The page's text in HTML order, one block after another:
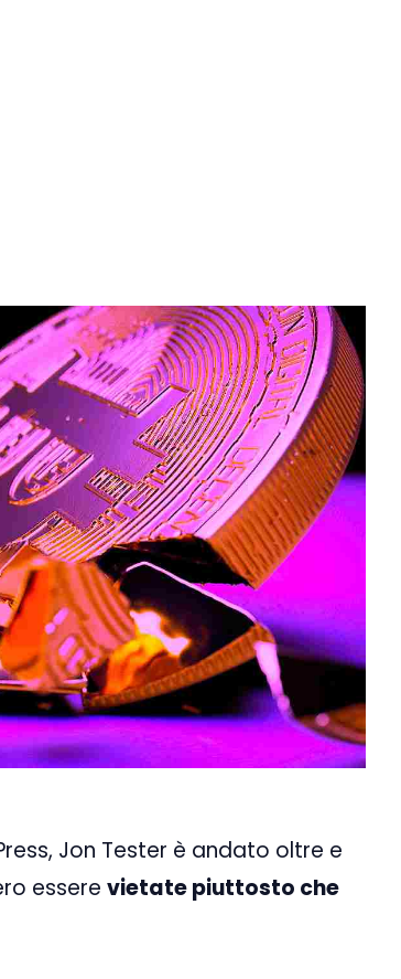
Jon Tester è andato oltre e
essere vietate piuttosto che